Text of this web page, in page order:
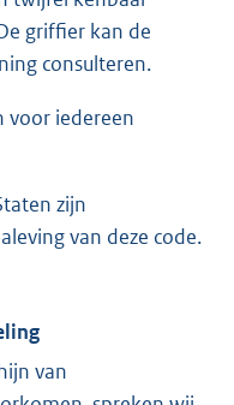
griffier kan de
consulteren.
voor iedereen
zijn
van deze code.
van